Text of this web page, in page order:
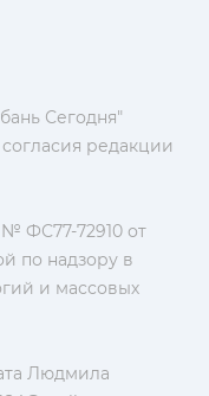
Сегодня"
редакции
ФС77-72910 от
по надзору в
и массовых
Людмила